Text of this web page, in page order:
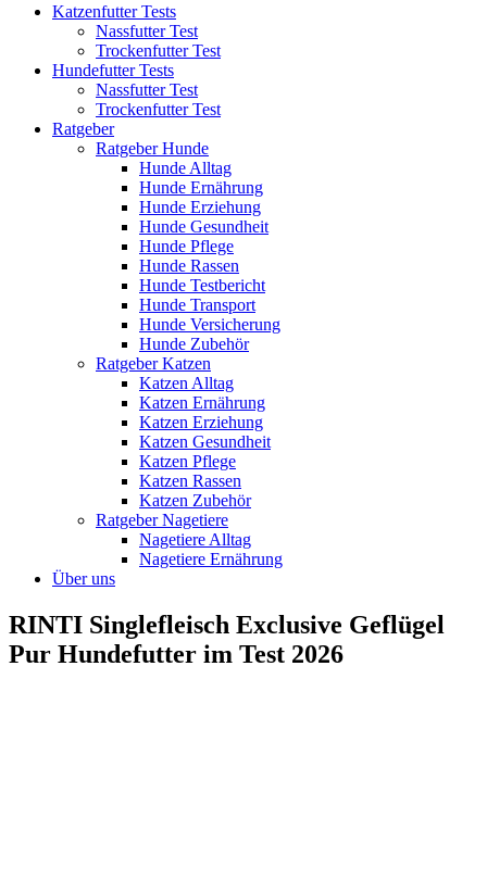
Katzenfutter Tests
Nassfutter Test
Trockenfutter Test
Hundefutter Tests
Nassfutter Test
Trockenfutter Test
Ratgeber
Ratgeber Hunde
Hunde Alltag
Hunde Ernährung
Hunde Erziehung
Hunde Gesundheit
Hunde Pflege
Hunde Rassen
Hunde Testbericht
Hunde Transport
Hunde Versicherung
Hunde Zubehör
Ratgeber Katzen
Katzen Alltag
Katzen Ernährung
Katzen Erziehung
Katzen Gesundheit
Katzen Pflege
Katzen Rassen
Katzen Zubehör
Ratgeber Nagetiere
Nagetiere Alltag
Nagetiere Ernährung
Über uns
RINTI Singlefleisch Exclusive Geflügel
Pur Hundefutter im Test 2026